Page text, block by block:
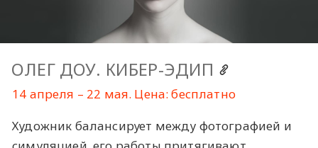
ОЛЕГ ДОУ. КИБЕР-ЭДИП
14 апреля – 22 мая. Цена: бесплатно
Художник балансирует между фотографией и